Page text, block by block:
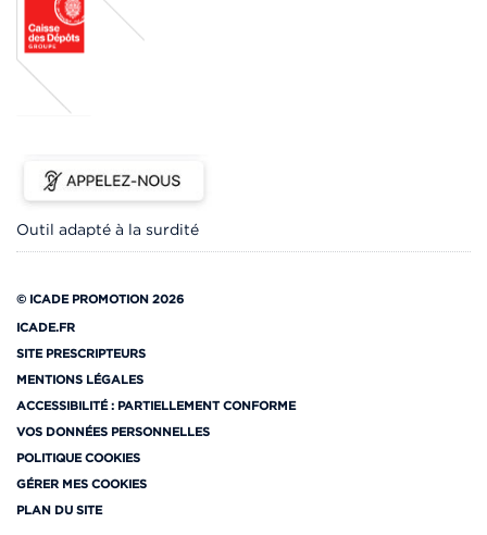
Outil adapté à la surdité
© ICADE PROMOTION 2026
ICADE.FR
SITE PRESCRIPTEURS
MENTIONS LÉGALES
ACCESSIBILITÉ : PARTIELLEMENT CONFORME
VOS DONNÉES PERSONNELLES
POLITIQUE COOKIES
GÉRER MES COOKIES
PLAN DU SITE